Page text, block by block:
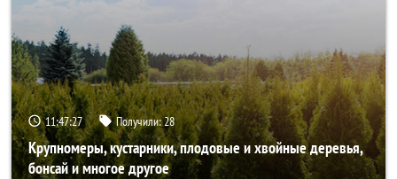
11:47:27 Получили:28
Крупномеры, кустарники, плодовые и хвойные деревья,
бонсай и многое другое